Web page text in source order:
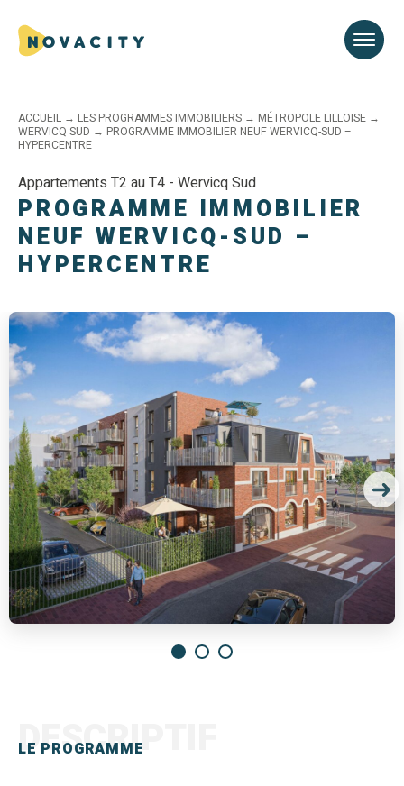
ACCUEIL → LES PROGRAMMES IMMOBILIERS → MÉTROPOLE LILLOISE →
WERVICQ SUD → PROGRAMME IMMOBILIER NEUF WERVICQ-SUD –
HYPERCENTRE
Appartements T2 au T4 - Wervicq Sud
PROGRAMME IMMOBILIER
NEUF WERVICQ-SUD –
HYPERCENTRE
LE PROGRAMME
DESCRIPTIF